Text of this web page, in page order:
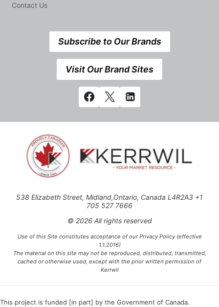
Contact Us
Subscribe to Our Brands
Visit Our Brand Sites
538 Elizabeth Street, Midland,Ontario, Canada L4R2A3 +1
705 527 7666
© 2026 All rights reserved
Use of this Site constitutes acceptance of our Privacy Policy (effective
1.1.2016)
The material on this site may not be reproduced, distributed, transmitted,
cached or otherwise used, except with the prior written permission of
Kerrwil
This project is funded [in part] by the Government of Canada.